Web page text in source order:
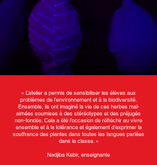
« L’atelier a permis de sensibiliser les élèves aux
problèmes de l’environnement et à la biodiversité.
Ensemble, ils ont imaginé la vie de ces herbes mal-
aimées soumises à des stéréotypes et des préjugés
non-fondés. Cela a été l’occasion de réfléchir au vivre
ensemble et à la tolérance et également d’exprimer la
souffrance des plantes dans toutes les langues parlées
dans la classe. »
Nadjiba Kebir, enseignante